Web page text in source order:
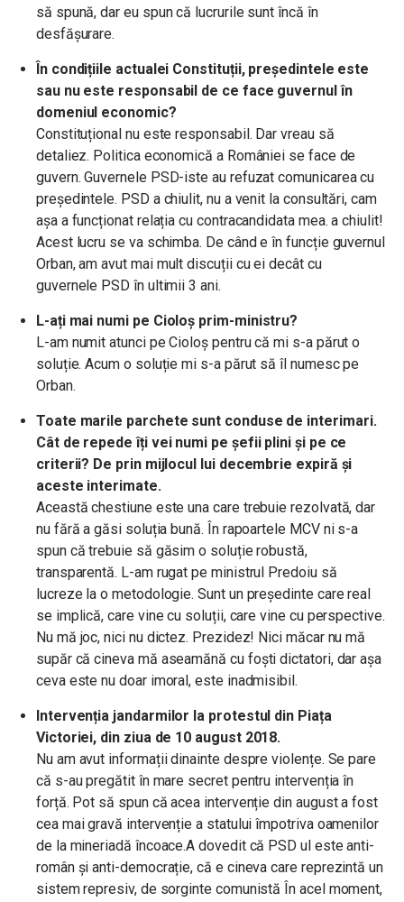
să spună, dar eu spun că lucrurile sunt încă în
desfășurare.
În condițiile actualei Constituții, președintele este
sau nu este responsabil de ce face guvernul în
domeniul economic?
Constituțional nu este responsabil. Dar vreau să
detaliez. Politica economică a României se face de
guvern. Guvernele PSD-iste au refuzat comunicarea cu
președintele. PSD a chiulit, nu a venit la consultări, cam
așa a funcționat relația cu contracandidata mea. a chiulit!
Acest lucru se va schimba. De când e în funcție guvernul
Orban, am avut mai mult discuții cu ei decât cu
guvernele PSD în ultimii 3 ani.
L-ați mai numi pe Cioloș prim-ministru?
L-am numit atunci pe Cioloș pentru că mi s-a părut o
soluție. Acum o soluție mi s-a părut să îl numesc pe
Orban.
Toate marile parchete sunt conduse de interimari.
Cât de repede îți vei numi pe șefii plini și pe ce
criterii? De prin mijlocul lui decembrie expiră și
aceste interimate.
Această chestiune este una care trebuie rezolvată, dar
nu fără a găsi soluția bună. În rapoartele MCV ni s-a
spun că trebuie să găsim o soluție robustă,
transparentă. L-am rugat pe ministrul Predoiu să
lucreze la o metodologie. Sunt un președinte care real
se implică, care vine cu soluții, care vine cu perspective.
Nu mă joc, nici nu dictez. Prezidez! Nici măcar nu mă
supăr că cineva mă aseamănă cu foști dictatori, dar așa
ceva este nu doar imoral, este inadmisibil.
Intervenția jandarmilor la protestul din Piața
Victoriei, din ziua de 10 august 2018.
Nu am avut informații dinainte despre violențe. Se pare
că s-au pregătit în mare secret pentru intervenția în
forță. Pot să spun că acea intervenție din august a fost
cea mai gravă intervenție a statului împotriva oamenilor
de la mineriadă încoace.A dovedit că PSD ul este anti-
român și anti-democrație, că e cineva care reprezintă un
sistem represiv, de sorginte comunistă În acel moment,